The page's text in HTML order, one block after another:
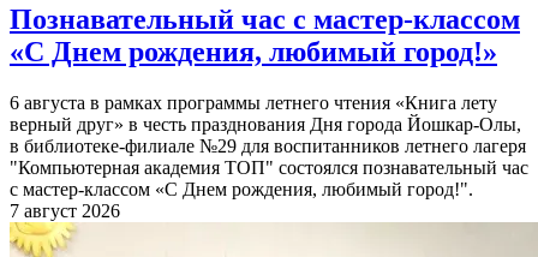
Познавательный час с мастер-классом
«С Днем рождения, любимый город!»
6 августа в рамках программы летнего чтения «Книга лету
верный друг» в честь празднования Дня города Йошкар-Олы,
в библиотеке-филиале №29 для воспитанников летнего лагеря
"Компьютерная академия ТОП" состоялся познавательный час
с мастер-классом «С Днем рождения, любимый город!".
7 август 2026